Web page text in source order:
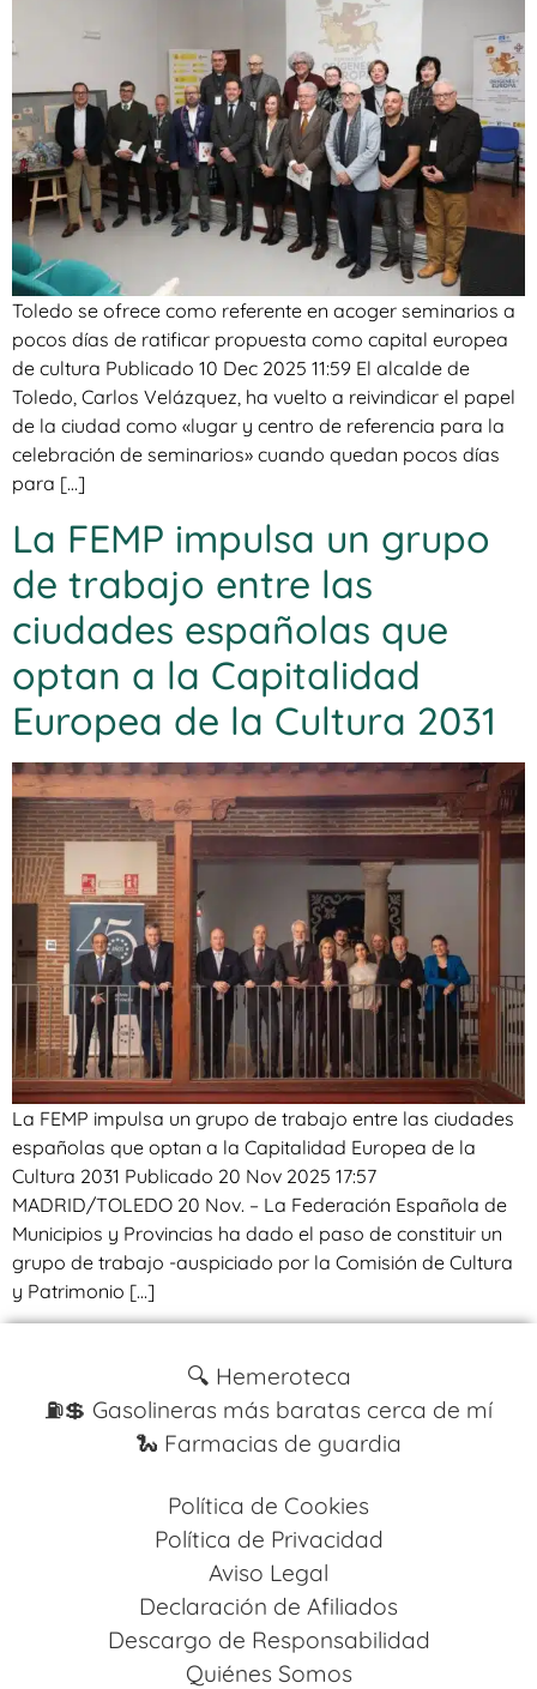
Toledo se ofrece como referente en acoger seminarios a
pocos días de ratificar propuesta como capital europea
de cultura Publicado 10 Dec 2025 11:59 El alcalde de
Toledo, Carlos Velázquez, ha vuelto a reivindicar el papel
de la ciudad como «lugar y centro de referencia para la
celebración de seminarios» cuando quedan pocos días
para […]
La FEMP impulsa un grupo
de trabajo entre las
ciudades españolas que
optan a la Capitalidad
Europea de la Cultura 2031
La FEMP impulsa un grupo de trabajo entre las ciudades
españolas que optan a la Capitalidad Europea de la
Cultura 2031 Publicado 20 Nov 2025 17:57
MADRID/TOLEDO 20 Nov. – La Federación Española de
Municipios y Provincias ha dado el paso de constituir un
grupo de trabajo -auspiciado por la Comisión de Cultura
y Patrimonio […]
🔍 Hemeroteca
⛽️💲 Gasolineras más baratas cerca de mí
🐍 Farmacias de guardia
Política de Cookies
Política de Privacidad
Aviso Legal
Declaración de Afiliados
Descargo de Responsabilidad
Quiénes Somos